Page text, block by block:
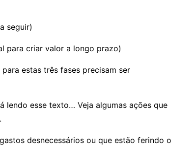
seguir)
para criar valor a longo prazo)
estas três fases precisam ser
lendo esse texto… Veja algumas ações que
desnecessários ou que estão ferindo o